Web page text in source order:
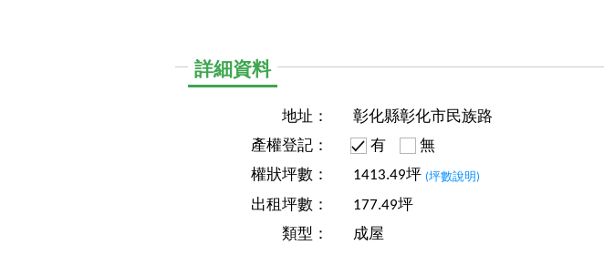
詳細資料
地址：
彰化縣彰化市民族路
產權登記：
有
無
權狀坪數：
1413.49坪 (坪數說明)
出租坪數：
177.49坪
類型：
成屋